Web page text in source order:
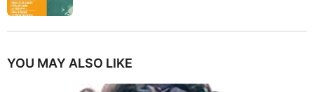
YOU MAY ALSO LIKE